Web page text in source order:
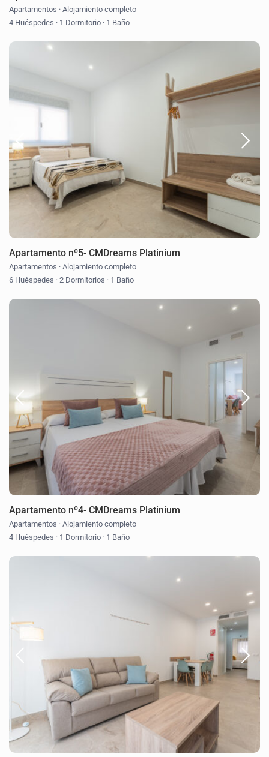
Apartamentos · Alojamiento completo
4 Huéspedes · 1 Dormitorio · 1 Baño
Apartamento nº5- CMDreams Platinium
Apartamentos · Alojamiento completo
6 Huéspedes · 2 Dormitorios · 1 Baño
Apartamento nº4- CMDreams Platinium
Apartamentos · Alojamiento completo
4 Huéspedes · 1 Dormitorio · 1 Baño